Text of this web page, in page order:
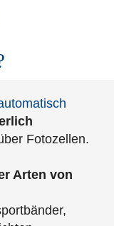
Fotozellen.
Arten von